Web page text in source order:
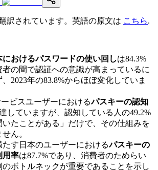
訳されています。英語の原文は こちら.
におけるパスワードの使い回しは84.3%
者の間で認証への意識が高まっているに
2023年の83.8%からほぼ変化していま
ービスユーザーにおけるパスキーの認知
していますが、認知している人の49.2%
いたことがある」だけで、その仕組みを
ん。
たす日本のユーザーにおけるパスキーの
用率は87.7%であり、消費者のためらい
のボトルネックが重要であることを示し